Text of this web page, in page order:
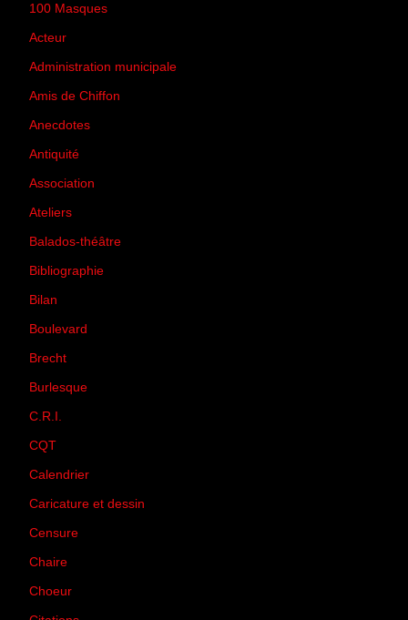
100 Masques
Acteur
Administration municipale
Amis de Chiffon
Anecdotes
Antiquité
Association
Ateliers
Balados-théâtre
Bibliographie
Bilan
Boulevard
Brecht
Burlesque
C.R.I.
CQT
Calendrier
Caricature et dessin
Censure
Chaire
Choeur